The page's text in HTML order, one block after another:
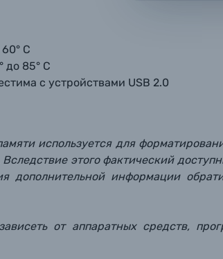
Нажимая кнопку «Отправить
Нажимая кнопку «Отправить
известных фотографов
товары)
С
до 85° С
с устройствами USB 2.0
используется для
этого фактический
дополнительной информации
от аппаратных средств,
Нажимая кнопку «Отправить